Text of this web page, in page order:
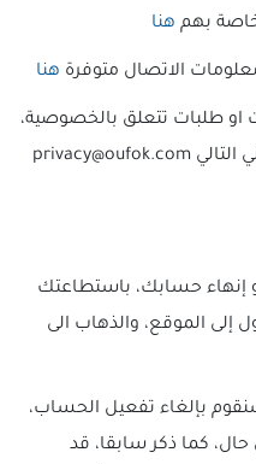
بهم هنا
الاتصال متوفرة هنا
او طلبات تتعلق بالخصوصية،
التالي
إنهاء حسابك، باستطاعتك
إلى الموقع، والذهاب الى
بإلغاء تفعيل الحساب،
كما ذكر سابقا، قد